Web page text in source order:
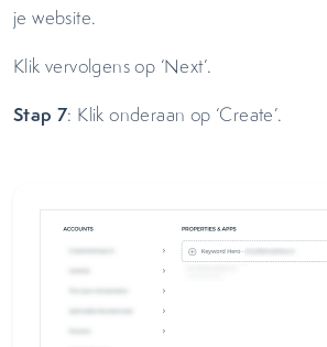
je website.
Klik vervolgens op ‘Next’.
Stap 7: Klik onderaan op ‘Create’.